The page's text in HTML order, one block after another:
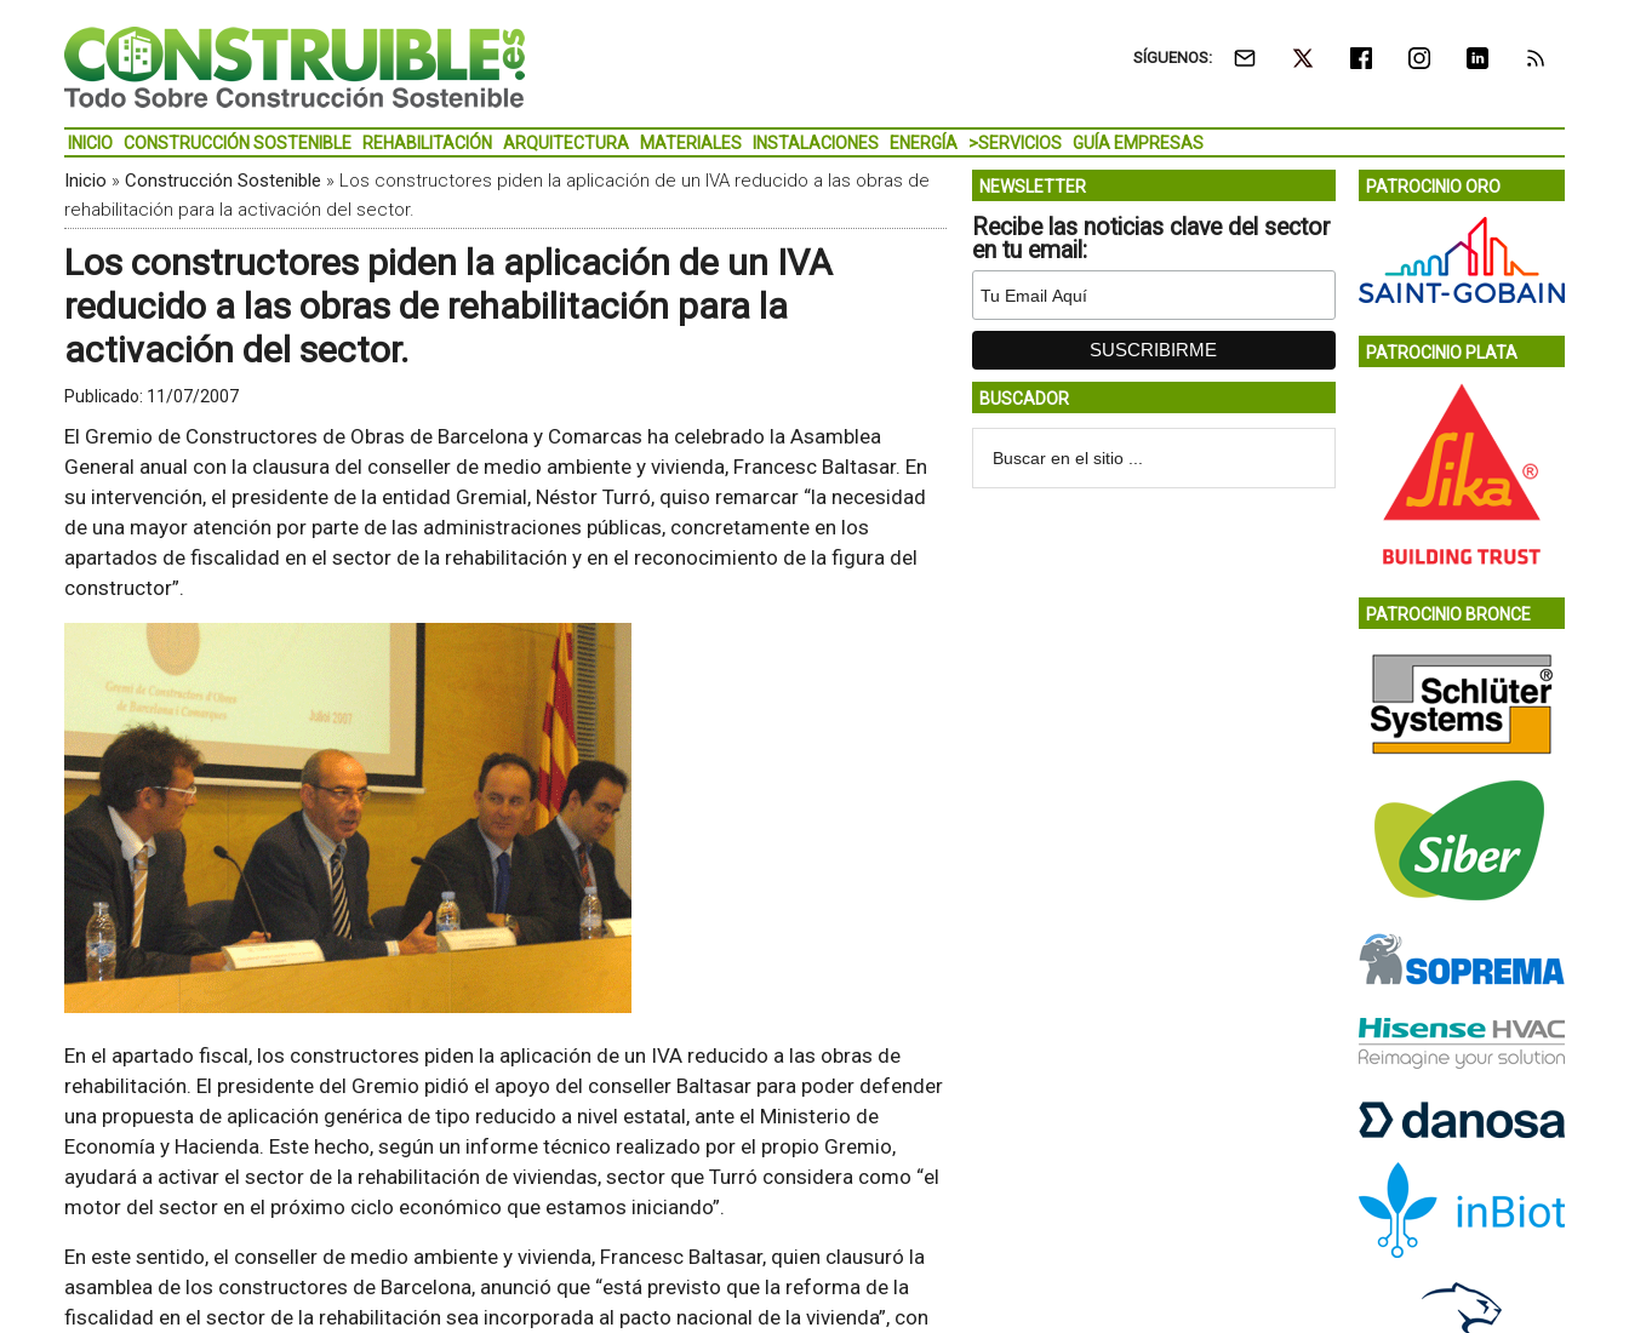
SÍGUENOS:
INICIO CONSTRUCCIÓN SOSTENIBLE REHABILITACIÓN ARQUITECTURA MATERIALES INSTALACIONES ENERGÍA >SERVICIOS GUÍA EMPRESAS
Inicio » Construcción Sostenible » Los constructores piden la aplicación de un IVA reducido a las obras de
rehabilitación para la activación del sector.
Los constructores piden la aplicación de un IVA
reducido a las obras de rehabilitación para la
activación del sector.
Publicado: 11/07/2007
El Gremio de Constructores de Obras de Barcelona y Comarcas ha celebrado la Asamblea
General anual con la clausura del conseller de medio ambiente y vivienda, Francesc Baltasar. En
su intervención, el presidente de la entidad Gremial, Néstor Turró, quiso remarcar “la necesidad
de una mayor atención por parte de las administraciones públicas, concretamente en los
apartados de fiscalidad en el sector de la rehabilitación y en el reconocimiento de la figura del
constructor”.
En el apartado fiscal, los constructores piden la aplicación de un IVA reducido a las obras de
rehabilitación. El presidente del Gremio pidió el apoyo del conseller Baltasar para poder defender
una propuesta de aplicación genérica de tipo reducido a nivel estatal, ante el Ministerio de
Economía y Hacienda. Este hecho, según un informe técnico realizado por el propio Gremio,
ayudará a activar el sector de la rehabilitación de viviendas, sector que Turró considera como “el
motor del sector en el próximo ciclo económico que estamos iniciando”.
En este sentido, el conseller de medio ambiente y vivienda, Francesc Baltasar, quien clausuró la
asamblea de los constructores de Barcelona, anunció que “está previsto que la reforma de la
fiscalidad en el sector de la rehabilitación sea incorporada al pacto nacional de la vivienda”, con
NEWSLETTER
Recibe las noticias clave del sector
en tu email:
BUSCADOR
PATROCINIO ORO
PATROCINIO PLATA
PATROCINIO BRONCE